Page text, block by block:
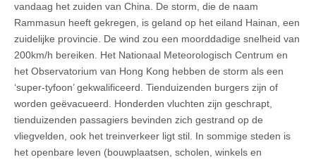
vandaag het zuiden van China. De storm, die de naam
Rammasun heeft gekregen, is geland op het eiland Hainan, een
zuidelijke provincie. De wind zou een moorddadige snelheid van
200km/h bereiken. Het Nationaal Meteorologisch Centrum en
het Observatorium van Hong Kong hebben de storm als een
‘super-tyfoon’ gekwalificeerd. Tienduizenden burgers zijn of
worden geëvacueerd. Honderden vluchten zijn geschrapt,
tienduizenden passagiers bevinden zich gestrand op de
vliegvelden, ook het treinverkeer ligt stil. In sommige steden is
het openbare leven (bouwplaatsen, scholen, winkels en